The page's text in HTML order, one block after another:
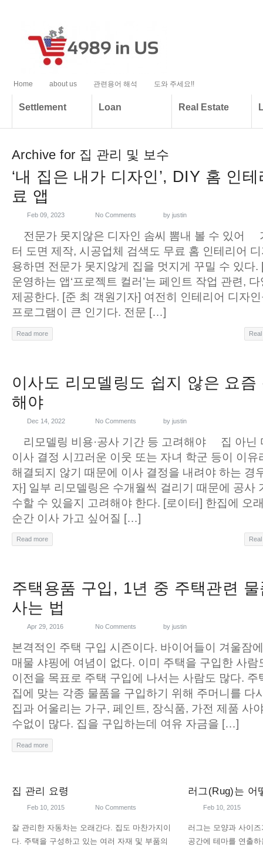
Home about us 관련용어 해석 도와 주세요!!
Settlement Loan Real Estate
Archive for 집 관리 및 보수
‘내 집은 내가 디자인’, DIY 홈 인
료 앱
Feb 09, 2023 No Comments by justin
전문가 못지않은 디자인 솜씨 뽐내 볼 수 있어
터 도면 제작, 시공업체 검색도 무료 홈 인테리어
용하면 전문가 못지않게 집을 멋지게 꾸밀 수 있다.
운영하는 앱‘프로젝트 컬러’는 페인트 작업 관련,
제공한다. [준 최 객원기자] 여전히 인테리어 디자
프로그램이 큰 인기다. 전문 […]
Read more
이사도 리모델링도 쉽지 않은 요즘
해야
Dec 14, 2022 No Comments by justin
리모델링 비용·공사 기간 등 고려해야
집 아닌
이사 결정 시끄러운 이웃 또는 자녀 학군 등이 이
해결되지 않기 때문에 이사 결정을 내려야 하는 경
자] 일부 리모델링은 수개월씩 걸리기 때문에 공사
수할 수 있을지 고려해야 한다. [로이터] 한집에 오
순간 이사 가고 싶어질 […]
Read more
주택용품 구입, 1년 중 주택관련
사는 법
Apr 29, 2016 No Comments by justin
본격적인 주택 구입 시즌이다. 바이어들이 겨울잠
매물 샤핑에 여념이 없다. 이미 주택을 구입한 사람
이전을 목표로 주택 구입에 나서는 사람도 많다. 주
집에 맞는 각종 물품을 구입하기 위해 주머니를 다
집과 어울리는 가구, 페인트, 장식품, 가전 제품 사
수없이 많다. 집을 구입하는데 여유 자금을 […]
Read more
집 관리 요령
Feb 10, 2015 No Comments
잘 관리한 자동차는 오래간다. 집도 마찬가지이
다. 주택을 구성하고 있는 여러 자재 및 부품의
러그(Rug)는 어
Feb 10, 2015
러그는 모양과 사이
공간에 테마를 연출